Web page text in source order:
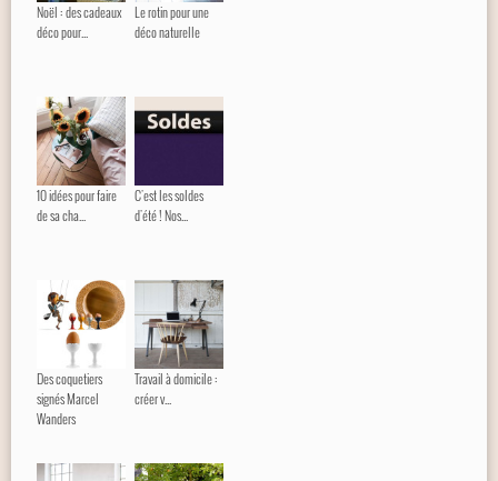
Noël : des cadeaux
déco pour...
Le rotin pour une
déco naturelle
10 idées pour faire
de sa cha...
C'est les soldes
d'été ! Nos...
Des coquetiers
signés Marcel
Wanders
Travail à domicile :
créer v...